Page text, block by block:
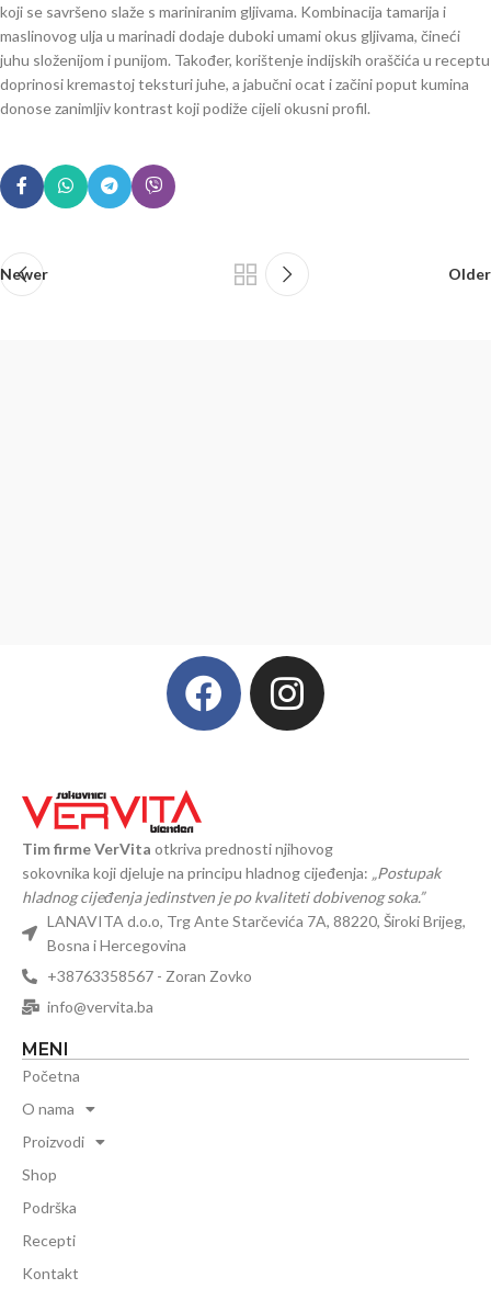
koji se savršeno slaže s mariniranim gljivama. Kombinacija tamarija i
maslinovog ulja u marinadi dodaje duboki umami okus gljivama, čineći
juhu složenijom i punijom. Također, korištenje indijskih oraščića u receptu
doprinosi kremastoj teksturi juhe, a jabučni ocat i začini poput kumina
donose zanimljiv kontrast koji podiže cijeli okusni profil.
Newer Older
Tim firme VerVita otkriva prednosti njihovog
sokovnika koji djeluje na principu hladnog cijeđenja: „Postupak
hladnog cijeđenja jedinstven je po kvaliteti dobivenog soka.”
LANAVITA d.o.o, Trg Ante Starčevića 7A, 88220, Široki Brijeg,
Bosna i Hercegovina
+38763358567 - Zoran Zovko
info@vervita.ba
MENI
Početna
O nama
Proizvodi
Shop
Podrška
Recepti
Kontakt